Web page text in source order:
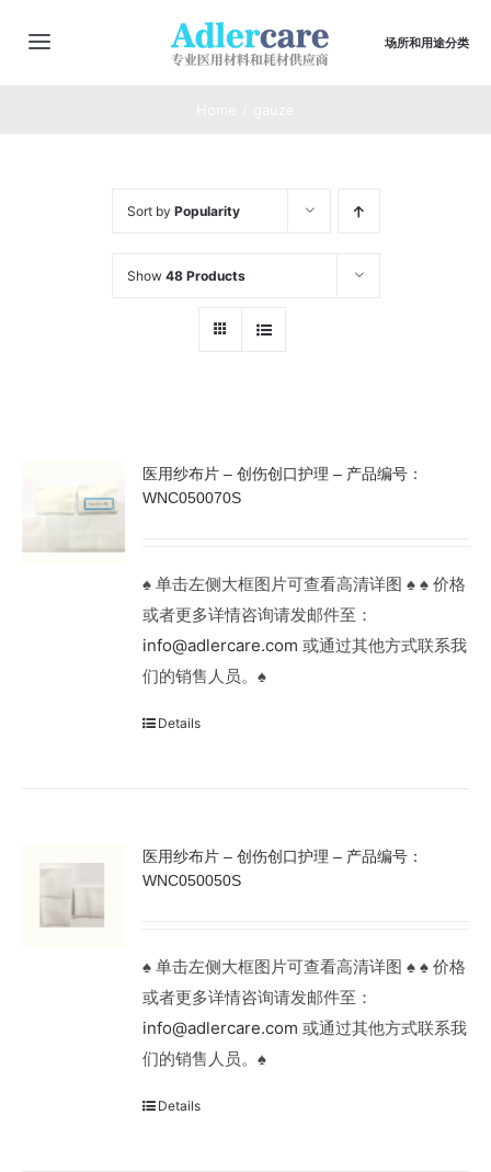
切
场所和用途分类
Sort by Popularity
Show 48 Products
医用纱布片 – 创伤创口护理 – 产品编号：
WNC050070S
♠ 单击左侧大框图片可查看高清详图 ♠ ♠ 价格
或者更多详情咨询请发邮件至：
info@adlercare.com 或通过其他方式联系我
们的销售人员。♠
Details
医用纱布片 – 创伤创口护理 – 产品编号：
WNC050050S
♠ 单击左侧大框图片可查看高清详图 ♠ ♠ 价格
或者更多详情咨询请发邮件至：
info@adlercare.com 或通过其他方式联系我
们的销售人员。♠
Details